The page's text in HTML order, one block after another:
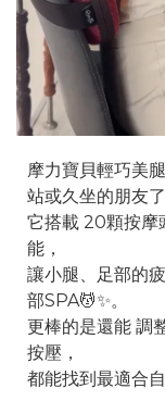
摩力寶貝輕巧美
站或久坐的朋友了
它搭載 20顆按摩
能，
讓小腿、足部的
部SPA💆✨。
更棒的是還能 調
按壓，
都能找到最適合